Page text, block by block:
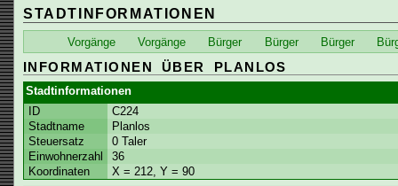
STADTINFORMATIONEN
Vorgänge Vorgänge Bürger Bürger Bürger
INFORMATIONEN ÜBER PLANLOS
Stadtinformationen
ID
C224
Stadtname
Planlos
Steuersatz
0 Taler
Einwohnerzahl
36
Koordinaten
X = 212, Y = 90